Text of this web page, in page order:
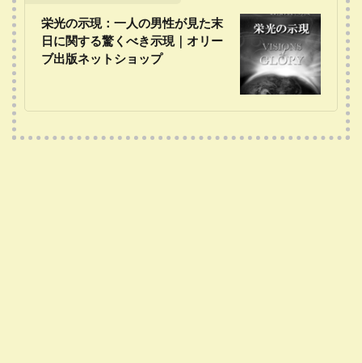
栄光の示現：一人の男性が見た末
日に関する驚くべき示現｜オリー
ブ出版ネットショップ